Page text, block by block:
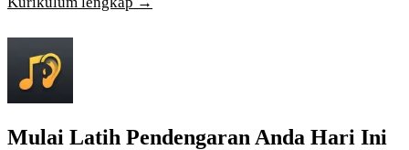
Mulai Latih Pendengaran Anda Hari Ini